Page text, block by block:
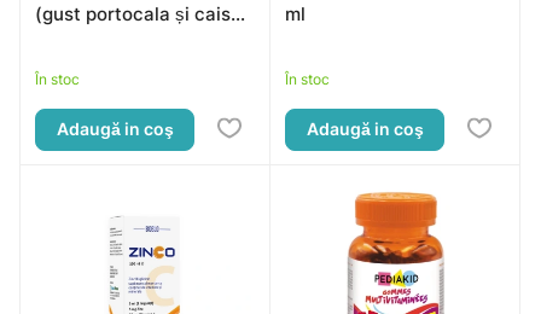
(gust portocala și caise)
În stoc
Adaugă in coş
ml
În stoc
Adaugă in coş